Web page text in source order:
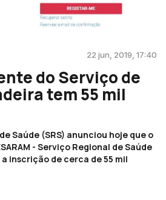
22 jun, 2019, 17:40
do Serviço de
tem 55 mil
Saúde (SRS) anunciou hoje que o
- Serviço Regional de Saúde
inscrição de cerca de 55 mil